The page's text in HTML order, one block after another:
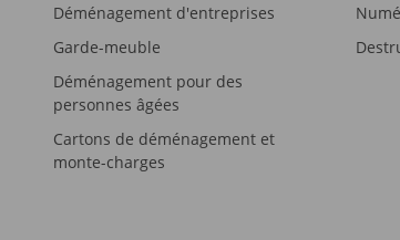
Déménagement d'entreprises
Garde-meuble
Déménagement pour des
personnes âgées
Cartons de déménagement et
monte-charges